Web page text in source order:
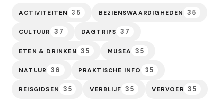
ACTIVITEITEN 35 BEZIENSWAARDIGHEDEN 35
CULTUUR 37 DAGTRIPS 37
ETEN & DRINKEN 35 MUSEA 35
NATUUR 36 PRAKTISCHE INFO 35
REISGIDSEN 35 VERBLIJF 35 VERVOER 35